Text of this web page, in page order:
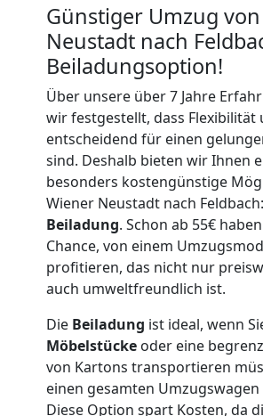
Günstiger Umzug
Neustadt nach
Beiladungsoption!
Über unsere über 7 Jahre
wir festgestellt, dass Flexibilität
entscheidend für einen
sind. Deshalb bieten wir Ihnen
besonders kostengünstige
Wiener Neustadt nach
Beiladung. Schon ab 55€
Chance, von einem
profitieren, das nicht nur
auch umweltfreundlich ist.
Die Beiladung ist ideal, wenn
Möbelstücke oder eine
von Kartons transportieren
einen gesamten Umzugswagen
Diese Option spart Kosten, da
Wiener
Neustadt
Kunsttransport
Wiener
Neustadt
Umzug
Wiener
Neustadt